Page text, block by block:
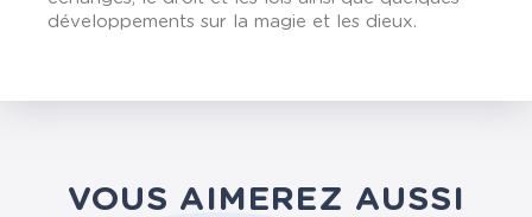
développements sur la magie et les dieux.
VOUS AIMEREZ AUSSI